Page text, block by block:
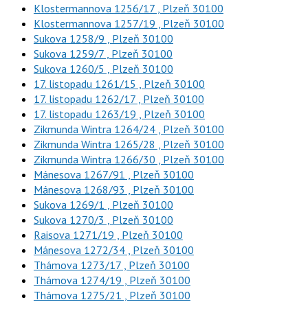
Klostermannova 1256/17 , Plzeň 30100
Klostermannova 1257/19 , Plzeň 30100
Sukova 1258/9 , Plzeň 30100
Sukova 1259/7 , Plzeň 30100
Sukova 1260/5 , Plzeň 30100
17. listopadu 1261/15 , Plzeň 30100
17. listopadu 1262/17 , Plzeň 30100
17. listopadu 1263/19 , Plzeň 30100
Zikmunda Wintra 1264/24 , Plzeň 30100
Zikmunda Wintra 1265/28 , Plzeň 30100
Zikmunda Wintra 1266/30 , Plzeň 30100
Mánesova 1267/91 , Plzeň 30100
Mánesova 1268/93 , Plzeň 30100
Sukova 1269/1 , Plzeň 30100
Sukova 1270/3 , Plzeň 30100
Raisova 1271/19 , Plzeň 30100
Mánesova 1272/34 , Plzeň 30100
Thámova 1273/17 , Plzeň 30100
Thámova 1274/19 , Plzeň 30100
Thámova 1275/21 , Plzeň 30100